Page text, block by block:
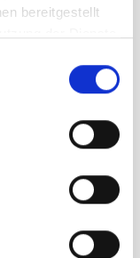
bereitgestellt